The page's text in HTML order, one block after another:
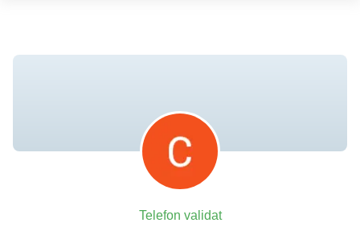
Telefon validat